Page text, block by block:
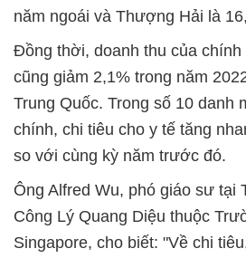
năm ngoái và Thượng Hải là
Đồng thời, doanh thu của
cũng giảm 2,1% trong năm
Trung Quốc. Trong số 10 danh
chính, chi tiêu cho y tế tăng
so với cùng kỳ năm trước đó.
Ông Alfred Wu, phó giáo sư tại
Công Lý Quang Diệu thuộc
Singapore, cho biết: "Về chi